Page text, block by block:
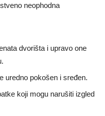
neophodna
dvorišta i upravo one
uredno pokošen i sređen.
koji mogu narušiti izgled